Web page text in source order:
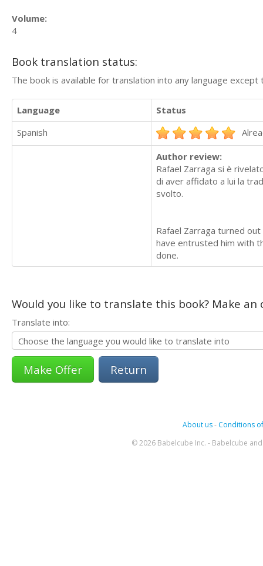
Volume:
4
Book translation status:
The book is available for translation into any language
Language
Status
Spanish
Author review:
Rafael Zarraga si è
di aver affidato a lui la
svolto.
Rafael Zarraga turned
have entrusted him with
done.
Would you like to translate this book? Make
Translate into:
Return
About us- Conditions
© 2026 Babelcube Inc. - Babelcube